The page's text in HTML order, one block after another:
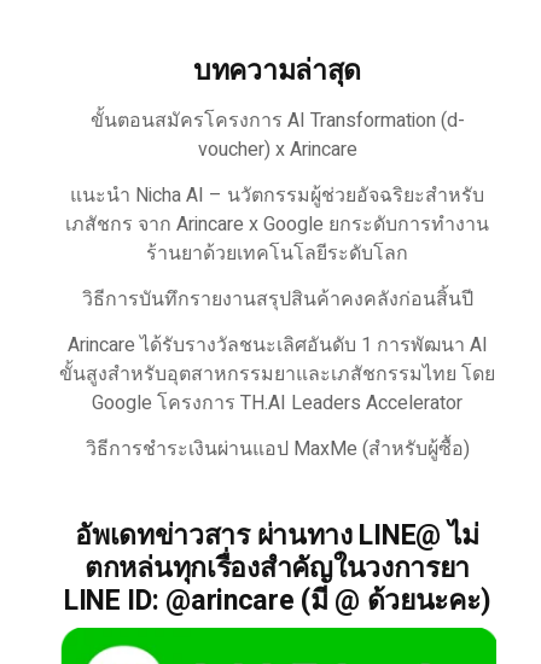
บทความล่าสุด
ขั้นตอนสมัครโครงการ AI Transformation (d-
voucher) x Arincare
แนะนำ Nicha AI – นวัตกรรมผู้ช่วยอัจฉริยะสำหรับ
เภสัชกร จาก Arincare x Google ยกระดับการทำงาน
ร้านยาด้วยเทคโนโลยีระดับโลก
วิธีการบันทึกรายงานสรุปสินค้าคงคลังก่อนสิ้นปี
Arincare ได้รับรางวัลชนะเลิศอันดับ 1 การพัฒนา AI
ขั้นสูงสำหรับอุตสาหกรรมยาและเภสัชกรรมไทย โดย
Google โครงการ TH.AI Leaders Accelerator
วิธีการชำระเงินผ่านแอป MaxMe (สำหรับผู้ซื้อ)
อัพเดทข่าวสาร ผ่านทาง LINE@ ไม่
ตกหล่นทุกเรื่องสำคัญในวงการยา
LINE ID: @arincare (มี @ ด้วยนะคะ)